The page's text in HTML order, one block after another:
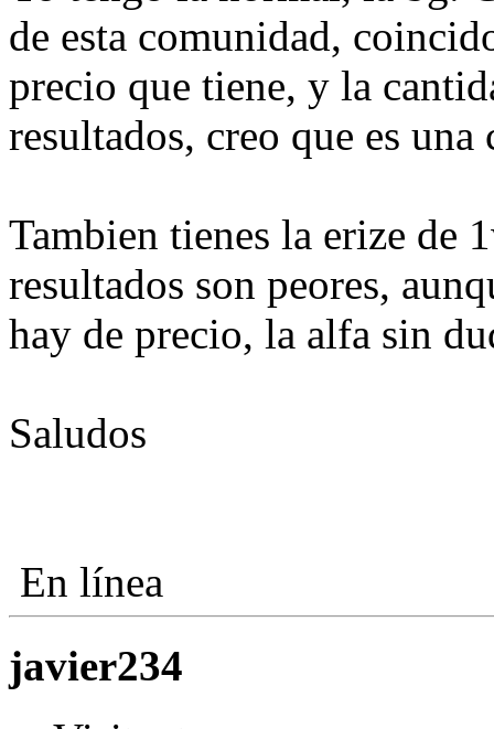
de esta comunidad,
precio que tiene, y la
resultados, creo que es una
Tambien tienes la erize de
resultados son peores,
hay de precio, la alfa sin
Saludos
En línea
javier234